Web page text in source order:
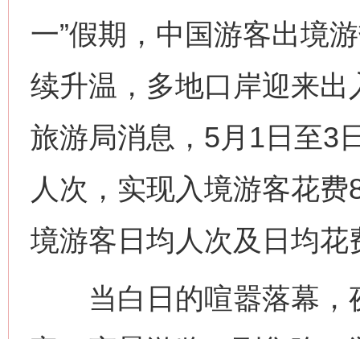
一”假期，中国游客出境
续升温，多地口岸迎来
旅游局消息，5月1日至3
人次，实现入境游客花
境游客日均人次及日均
当白日的喧嚣落幕，